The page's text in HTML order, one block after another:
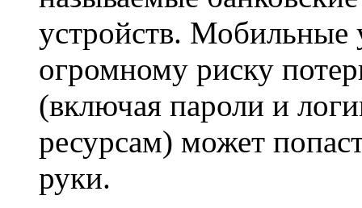
устройств. Мобильные
огромному риску
(включая пароли и
ресурсам) может
руки.